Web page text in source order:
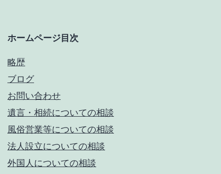
ン
ホームページ目次
略歴
ブログ
お問い合わせ
遺言・相続についての相談
風俗営業等についての相談
法人設立についての相談
外国人についての相談